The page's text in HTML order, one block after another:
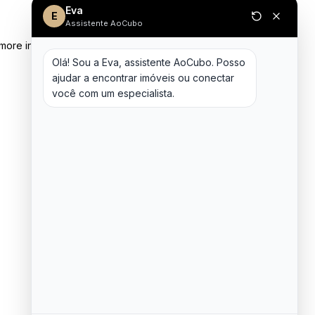
information)
E Eva
Assistente AoCubo
Olá! Sou a Eva, assistente AoCubo. Posso
ajudar a encontrar imóveis ou conectar
você com um especialista.